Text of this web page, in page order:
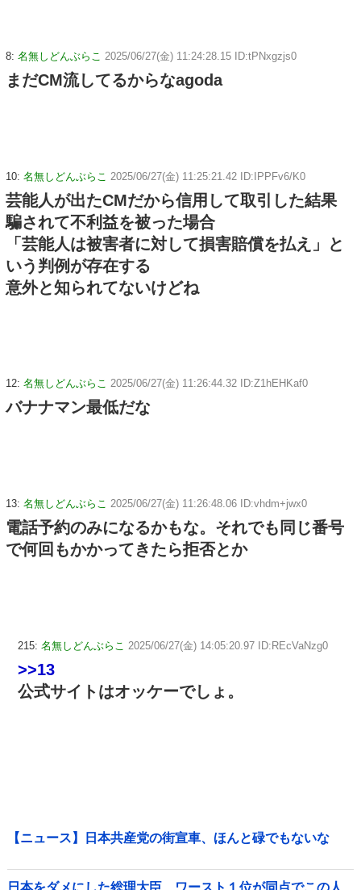
8: 名無しどんぶらこ 2025/06/27(金) 11:24:28.15 ID:tPNxgzjs0
まだCM流してるからなagoda
10: 名無しどんぶらこ 2025/06/27(金) 11:25:21.42 ID:IPPFv6/K0
芸能人が出たCMだから信用して取引した結果
騙されて不利益を被った場合
「芸能人は被害者に対して損害賠償を払え」と
いう判例が存在する
意外と知られてないけどね
12: 名無しどんぶらこ 2025/06/27(金) 11:26:44.32 ID:Z1hEHKaf0
バナナマン最低だな
13: 名無しどんぶらこ 2025/06/27(金) 11:26:48.06 ID:vhdm+jwx0
電話予約のみになるかもな。それでも同じ番号
で何回もかかってきたら拒否とか
215: 名無しどんぶらこ 2025/06/27(金) 14:05:20.97 ID:REcVaNzg0
>>13
公式サイトはオッケーでしょ。
【ニュース】日本共産党の街宣車、ほんと碌でもないな
日本をダメにした総理大臣、ワースト１位が同点でこの人